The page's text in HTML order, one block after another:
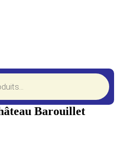
Barouillet